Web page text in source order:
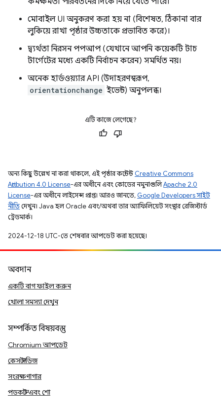
মোবাইল UI অনুকরণ করা হয় না (বিশেষত, ঠিকানা বার
লুকিয়ে রাখা পৃষ্ঠার উচ্চতাকে প্রভাবিত করে)।
দ্ব্যর্থতা নিরসন পপআপ (যেখানে আপনি কয়েকটি টাচ
টার্গেটের মধ্যে একটি নির্বাচন করেন) সমর্থিত নয়।
অনেক হার্ডওয়্যার API (উদাহরণস্বরূপ,
orientationchange ইভেন্ট) অনুপলব্ধ।
এটি কাজে লেগেছে?
অন্য কিছু উল্লেখ না করা থাকলে, এই পৃষ্ঠার কন্টেন্ট Creative Commons
Attribution 4.0 License-এর অধীনে এবং কোডের নমুনাগুলিApache 2.0
License-এর অধীনে লাইসেন্স প্রাপ্ত। আরও জানতে, Google Developers সাইট
নীতিদেখুন। Java হল Oracle এবং/অথবা তার অ্যাফিলিয়েট সংস্থার রেজিস্টার্ড
ট্রেডমার্ক।
2024-12-18 UTC-তে শেষবার আপডেট করা হয়েছে।
অবদান
একটি বাগ ফাইল করুন
খোলা সমস্যা দেখুন
সম্পর্কিত বিষয়বস্তু
Chromium আপডেট
কেস স্টাডিজ
সংরক্ষণাগার
পডকাস্ট এবং শো